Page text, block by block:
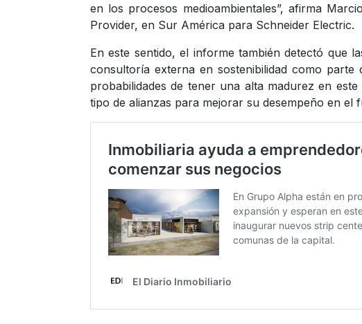
en los procesos medioambientales”, afirma
Provider, en Sur América para Schneider Electric.
En este sentido, el informe también detectó que
consultoría externa en sostenibilidad como
probabilidades de tener una alta madurez en
tipo de alianzas para mejorar su desempeño en el